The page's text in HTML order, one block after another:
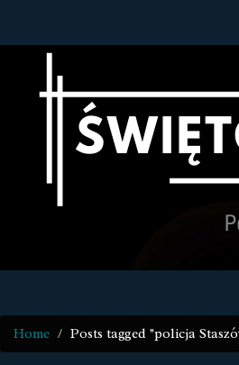
Home Posts tagged "policja